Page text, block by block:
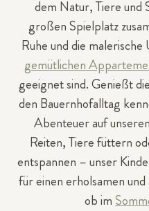
dem Natur, Tiere und
großen Spielplatz
Ruhe und die
gemütlichen
geeignet sind. Genießt
den Bauernhofalltag
Abenteuer auf
Reiten, Tiere füttern
entspannen – unser
für einen erholsamen
ob im